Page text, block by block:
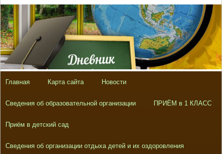
Главная Карта сайта Новости
Сведения об образовательной организации ПРИЁМ в 1 КЛАСС
Приём в детский сад
Сведения об организации отдыха детей и их оздоровления